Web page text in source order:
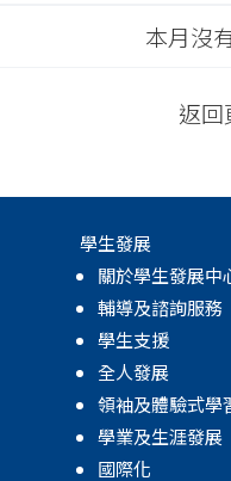
本月沒
返回
學生發展
關於學生發展中
輔導及諮詢服務
學生支援
全人發展
領袖及體驗式學
學業及生涯發展
國際化